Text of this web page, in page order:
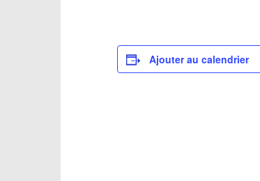
Ajouter au calendrier